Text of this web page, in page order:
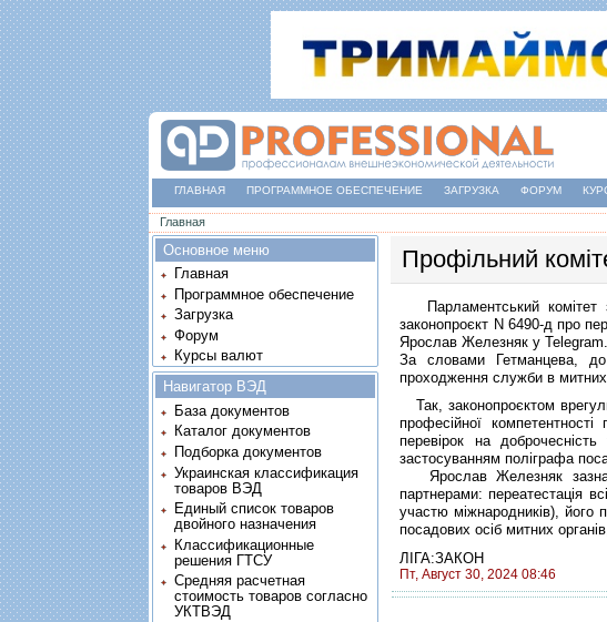
ГЛАВНАЯ ПРОГРАММНОЕ ОБЕСПЕЧЕНИЕ ЗАГРУЗКА ФОРУМ
Вы здесь
Главная
Профільний
Парламентський комітет
законопроєкт N 6490-д про
Ярослав Железняк у Telegram.
За словами Гетманцева, до
проходження служби в митних
Так, законопроєктом
професійної
перевірок на
застосуванням поліграфа
Ярослав Железняк
партнерами: переатестація
участю міжнародників), його
посадових осіб митних
ЛІГА:ЗАКОН
Пт, Август 30, 2024 08:46
Основное меню
Главная
Программное обеспечение
Загрузка
Форум
Курсы валют
Навигатор ВЭД
База документов
Каталог документов
Подборка документов
Украинская классификация
товаров ВЭД
Единый список товаров
двойного назначения
Классификационные
решения ГТСУ
Средняя расчетная
стоимость товаров согласно
УКТВЭД